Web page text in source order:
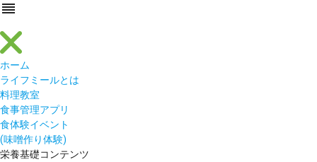
reorder
ホーム
ライフミールとは
料理教室
食事管理アプリ
食体験イベント
(味噌作り体験)
栄養基礎コンテンツ